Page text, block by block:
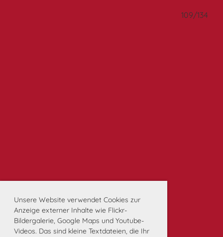
Unsere Website verwendet Cookies zur
Anzeige externer Inhalte wie Flickr-
Bildergalerie, Google Maps und Youtube-
Videos. Das sind kleine Textdateien, die Ihr
109/134